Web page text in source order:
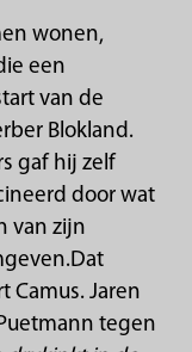
wonen,
een
van de
Blokland.
gaf hij zelf
door wat
van zijn
Camus. Jaren
tegen